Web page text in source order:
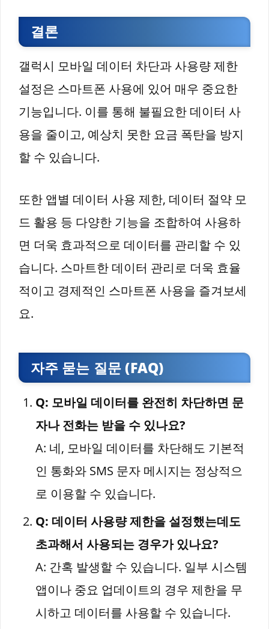
결론
갤럭시 모바일 데이터 차단과 사용량 제한
설정은 스마트폰 사용에 있어 매우 중요한
기능입니다. 이를 통해 불필요한 데이터 사
용을 줄이고, 예상치 못한 요금 폭탄을 방지
할 수 있습니다.
또한 앱별 데이터 사용 제한, 데이터 절약 모
드 활용 등 다양한 기능을 조합하여 사용하
면 더욱 효과적으로 데이터를 관리할 수 있
습니다. 스마트한 데이터 관리로 더욱 효율
적이고 경제적인 스마트폰 사용을 즐겨보세
요.
자주 묻는 질문 (FAQ)
Q: 모바일 데이터를 완전히 차단하면 문
자나 전화는 받을 수 있나요?
A: 네, 모바일 데이터를 차단해도 기본적
인 통화와 SMS 문자 메시지는 정상적으
로 이용할 수 있습니다.
Q: 데이터 사용량 제한을 설정했는데도
초과해서 사용되는 경우가 있나요?
A: 간혹 발생할 수 있습니다. 일부 시스템
앱이나 중요 업데이트의 경우 제한을 무
시하고 데이터를 사용할 수 있습니다.